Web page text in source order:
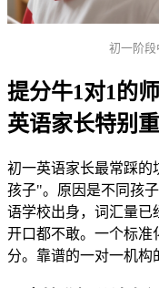
初一阶
提分牛1对1的
英语家长特别
初一英语家长最常踩的
孩子"。原因是不同孩
语学校出身，词汇量已
开口都不敢。一个标准
分。靠谱的一对一机构